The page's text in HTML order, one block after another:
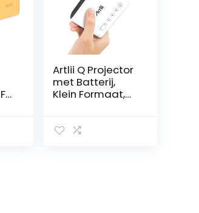
Artlii Q Projector
met Batterij,
Klein Formaat,
Projector, Mini